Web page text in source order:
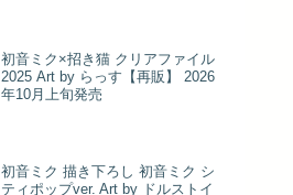
初音ミク×招き猫 クリアファイル
2025 Art by らっす【再販】 2026
年10月上旬発売
初音ミク 描き下ろし 初音ミク シ
ティポップver. Art by ドルストイ